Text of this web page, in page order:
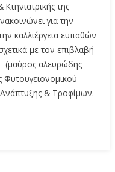
της
για την
καλλιέργεια ευπαθών
με τον επιβλαβή
(μαύρος αλευρώδης
& Τροφίμων.